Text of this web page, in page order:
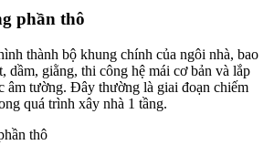
phần thô
thành bộ khung chính của ngôi nhà, bao
dầm, giằng, thi công hệ mái cơ bản và lắp
âm tường. Đây thường là giai đoạn chiếm
quá trình xây nhà 1 tầng.